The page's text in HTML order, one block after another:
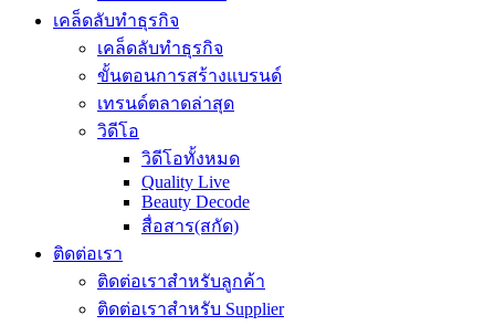
เคล็ดลับทำธุรกิจ
เคล็ดลับทำธุรกิจ
ขั้นตอนการสร้างแบรนด์
เทรนด์ตลาดล่าสุด
วิดีโอ
วิดีโอทั้งหมด
Quality Live
Beauty Decode
สื่อสาร(สกัด)
ติดต่อเรา
ติดต่อเราสำหรับลูกค้า
ติดต่อเราสำหรับ Supplier